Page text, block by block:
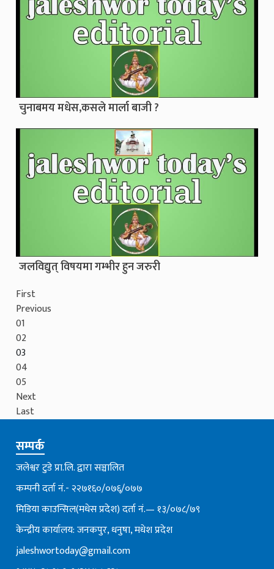
चुनाबमय मधेस,कसले मार्ला बाजी ?
जलविद्युत् विषयमा गम्भीर हुन जरुरी
First
Previous
01
02
03
04
05
Next
Last
सम्पर्क
जलेश्वर टुडे प्रा.लि. द्वारा सञ्चालित
कम्पनी दर्ता नं.- २२७१६०/०७६्/०७७
मिडिया काउन्सिल(मधेस प्रदेश) दर्ता नं.— १३/०७८/७९
केन्द्रीय कार्यालय: जनकपुर, धनुषा, मधेश प्रदेश
jaleshwortoday@gmail.com